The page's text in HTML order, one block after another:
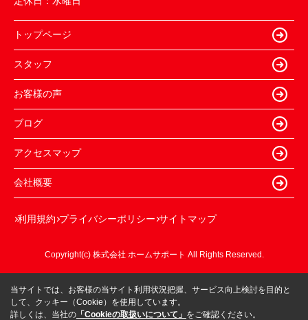
トップページ
スタッフ
お客様の声
ブログ
アクセスマップ
会社概要
利用規約 プライバシーポリシー サイトマップ
Copyright(c) 株式会社 ホームサポート All Rights Reserved.
当サイトでは、お客様の当サイト利用状況把握、サービス向上検討を目的と
して、クッキー（Cookie）を使用しています。
詳しくは、当社の 「Cookieの取扱いについて」 をご確認ください。